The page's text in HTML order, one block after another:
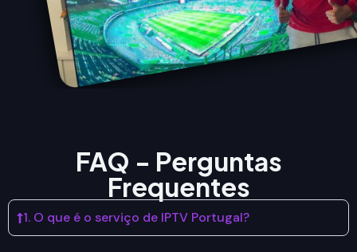
FAQ - Perguntas
Frequentes
1. O que é o serviço de IPTV Portugal?